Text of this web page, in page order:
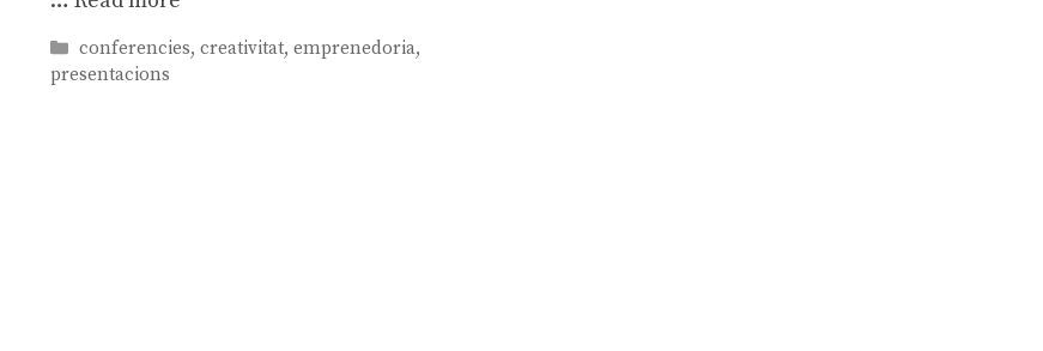
Categories
conferencies,creativitat,emprenedoria,
presentacions